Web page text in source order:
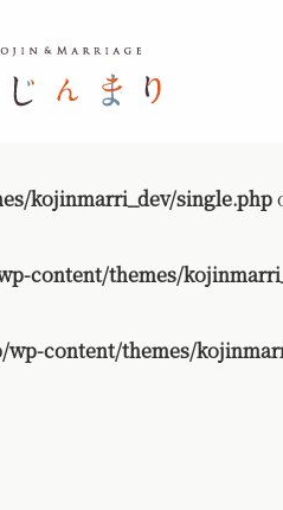
kojinmarri_dev/single.php
content/themes/
content/themes/